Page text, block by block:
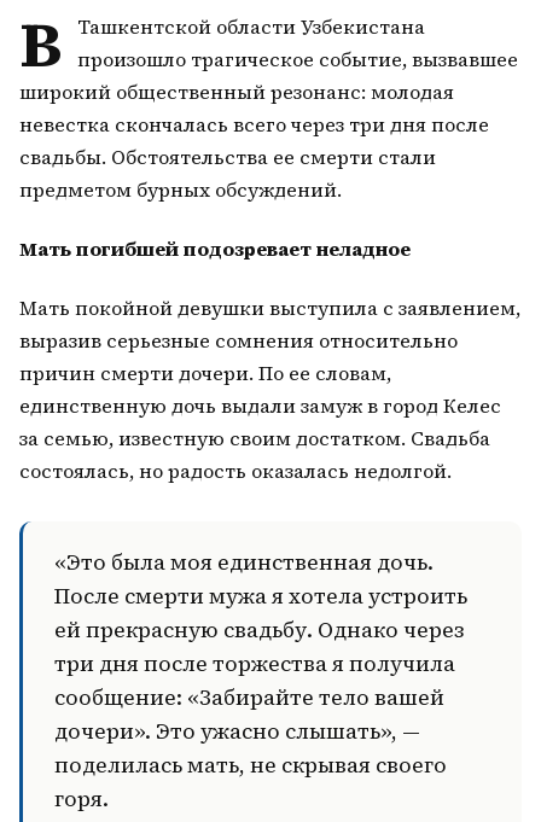
В
Ташкентской области Узбекистана
произошло трагическое событие, вызвавшее
широкий общественный резонанс: молодая
невестка скончалась всего через три дня после
свадьбы. Обстоятельства ее смерти стали
предметом бурных обсуждений.
Мать погибшей подозревает неладное
Мать покойной девушки выступила с заявлением,
выразив серьезные сомнения относительно
причин смерти дочери. По ее словам,
единственную дочь выдали замуж в город Келес
за семью, известную своим достатком. Свадьба
состоялась, но радость оказалась недолгой.
«Это была моя единственная дочь.
После смерти мужа я хотела устроить
ей прекрасную свадьбу. Однако через
три дня после торжества я получила
сообщение: «Забирайте тело вашей
дочери». Это ужасно слышать», —
поделилась мать, не скрывая своего
горя.